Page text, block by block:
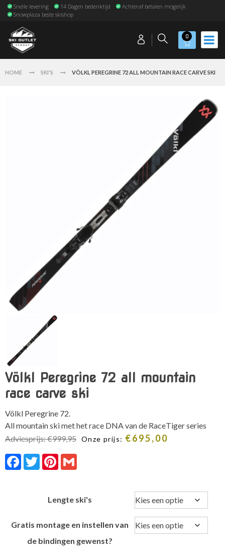
Snelle levering 14 Dagen bedenktijd
Achteraf betalen mogelijk
Snowplaza beste skishop
0
HOME SKI'S VÖLKL PEREGRINE 72 ALL MOUNTAIN RACE CARVE SKI
Völkl Peregrine 72 all mountain
race carve ski
Völkl Peregrine 72.
All mountain ski met het race DNA van de RaceTiger series
Adviesprijs:€999,95 Onze prijs: €695,00
Facebook
TwitterPinterest
Lengte ski's
Gratis montage en instellen van
de bindingen gewenst?